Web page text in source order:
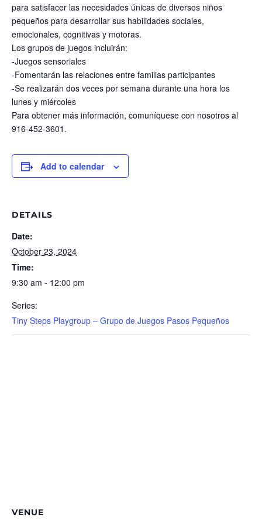
para satisfacer las necesidades únicas de diversos niños
pequeños para desarrollar sus habilidades sociales,
emocionales, cognitivas y motoras.
Los grupos de juegos incluirán:
-Juegos sensoriales
-Fomentarán las relaciones entre familias participantes
-Se realizarán dos veces por semana durante una hora los
lunes y miércoles
Para obtener más información, comuníquese con nosotros al
916-452-3601.
Add to calendar
DETAILS
Date:
October 23, 2024
Time:
9:30 am - 12:00 pm
Series:
Tiny Steps Playgroup – Grupo de Juegos Pasos Pequeños
VENUE